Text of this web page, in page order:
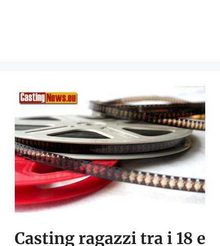
Casting ragazzi tra i 18 e